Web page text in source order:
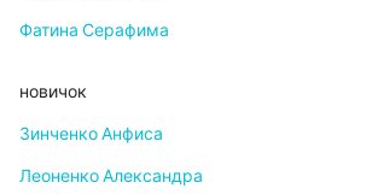
Фатина Серафима
новичок
Зинченко Анфиса
Леоненко Александра